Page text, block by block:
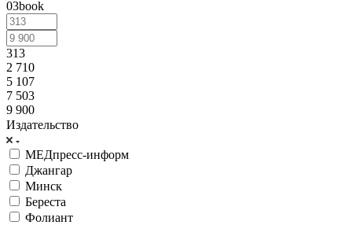
03book
313
2 710
5 107
7 503
9 900
Издательство
МЕДпресс-информ
Джангар
Минск
Береста
Фолиант